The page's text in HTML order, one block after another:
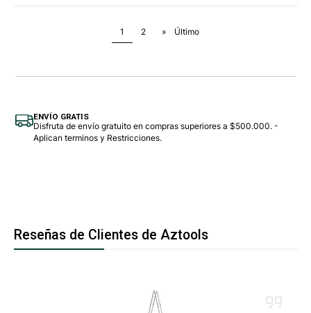
1 2 » Último
ENVÍO GRATIS
Disfruta de envío gratuito en compras superiores a $500.000. -
Aplican terminos y Restricciones.
Reseñas de Clientes de Aztools